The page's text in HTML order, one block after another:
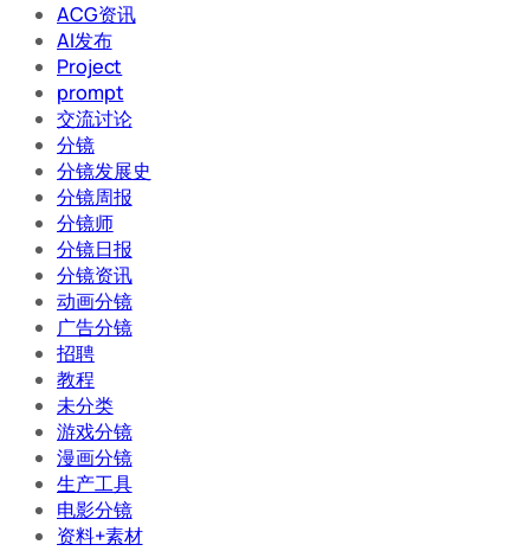
ACG资讯
AI发布
Project
prompt
交流讨论
分镜
分镜发展史
分镜周报
分镜师
分镜日报
分镜资讯
动画分镜
广告分镜
招聘
教程
未分类
游戏分镜
漫画分镜
生产工具
电影分镜
资料+素材